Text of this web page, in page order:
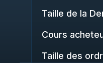
Taille de la
Cours
Taille des